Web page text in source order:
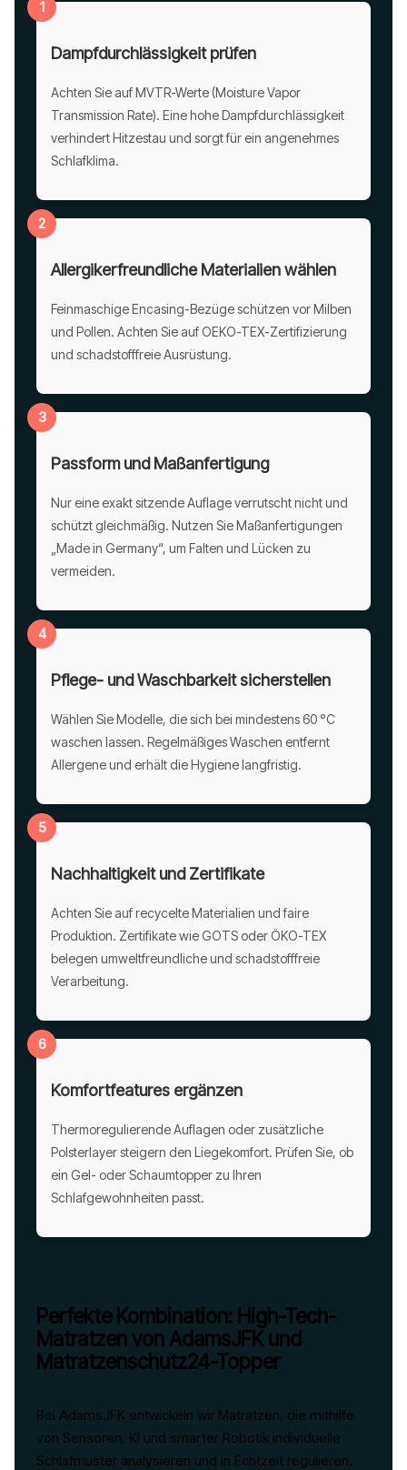
1
Dampfdurchlässigkeit prüfen
Achten Sie auf MVTR-Werte (Moisture Vapor
Transmission Rate). Eine hohe Dampfdurchlässigkeit
verhindert Hitzestau und sorgt für ein angenehmes
Schlafklima.
2
Allergikerfreundliche Materialien wählen
Feinmaschige Encasing-Bezüge schützen vor Milben
und Pollen. Achten Sie auf OEKO-TEX-Zertifizierung
und schadstofffreie Ausrüstung.
3
Passform und Maßanfertigung
Nur eine exakt sitzende Auflage verrutscht nicht und
schützt gleichmäßig. Nutzen Sie Maßanfertigungen
„Made in Germany“, um Falten und Lücken zu
vermeiden.
4
Pflege- und Waschbarkeit sicherstellen
Wählen Sie Modelle, die sich bei mindestens 60 °C
waschen lassen. Regelmäßiges Waschen entfernt
Allergene und erhält die Hygiene langfristig.
5
Nachhaltigkeit und Zertifikate
Achten Sie auf recycelte Materialien und faire
Produktion. Zertifikate wie GOTS oder ÖKO-TEX
belegen umweltfreundliche und schadstofffreie
Verarbeitung.
6
Komfortfeatures ergänzen
Thermoregulierende Auflagen oder zusätzliche
Polsterlayer steigern den Liegekomfort. Prüfen Sie, ob
ein Gel- oder Schaumtopper zu Ihren
Schlafgewohnheiten passt.
Perfekte Kombination: High-Tech-
Matratzen von AdamsJFK und
Matratzenschutz24-Topper
Bei AdamsJFK entwickeln wir Matratzen, die mithilfe
von Sensoren, KI und smarter Robotik individuelle
Schlafmuster analysieren und in Echtzeit regulieren.